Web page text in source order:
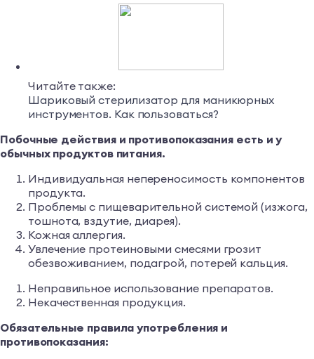
Читайте также:
Шариковый стерилизатор для маникюрных
инструментов. Как пользоваться?
Побочные действия и противопоказания есть и у
обычных продуктов питания.
Индивидуальная непереносимость компонентов
продукта.
Проблемы с пищеварительной системой (изжога,
тошнота, вздутие, диарея).
Кожная аллергия.
Увлечение протеиновыми смесями грозит
обезвоживанием, подагрой, потерей кальция.
Неправильное использование препаратов.
Некачественная продукция.
Обязательные правила употребления и
противопоказания: